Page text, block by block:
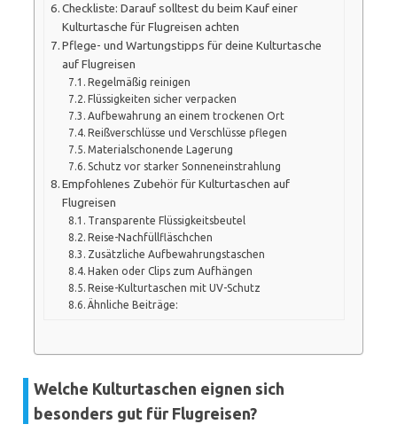
Checkliste: Darauf solltest du beim Kauf einer
Kulturtasche für Flugreisen achten
Pflege- und Wartungstipps für deine Kulturtasche
auf Flugreisen
Regelmäßig reinigen
Flüssigkeiten sicher verpacken
Aufbewahrung an einem trockenen Ort
Reißverschlüsse und Verschlüsse pflegen
Materialschonende Lagerung
Schutz vor starker Sonneneinstrahlung
Empfohlenes Zubehör für Kulturtaschen auf
Flugreisen
Transparente Flüssigkeitsbeutel
Reise-Nachfüllfläschchen
Zusätzliche Aufbewahrungstaschen
Haken oder Clips zum Aufhängen
Reise-Kulturtaschen mit UV-Schutz
Ähnliche Beiträge:
Welche Kulturtaschen eignen sich
besonders gut für Flugreisen?